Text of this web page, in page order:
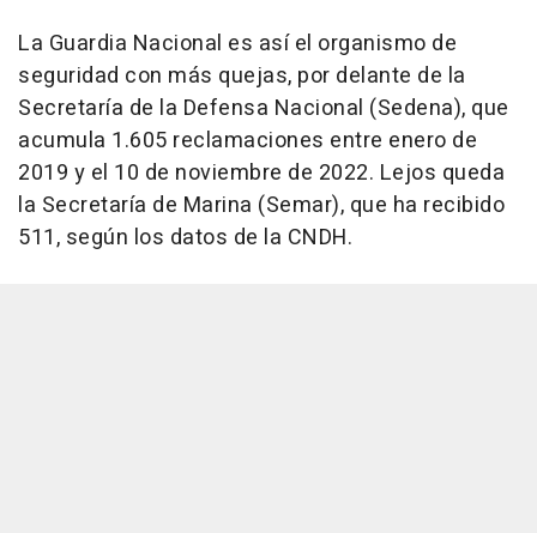
La Guardia Nacional es así el organismo de
seguridad con más quejas, por delante de la
Secretaría de la Defensa Nacional (Sedena), que
acumula 1.605 reclamaciones entre enero de
2019 y el 10 de noviembre de 2022. Lejos queda
la Secretaría de Marina (Semar), que ha recibido
511, según los datos de la CNDH.